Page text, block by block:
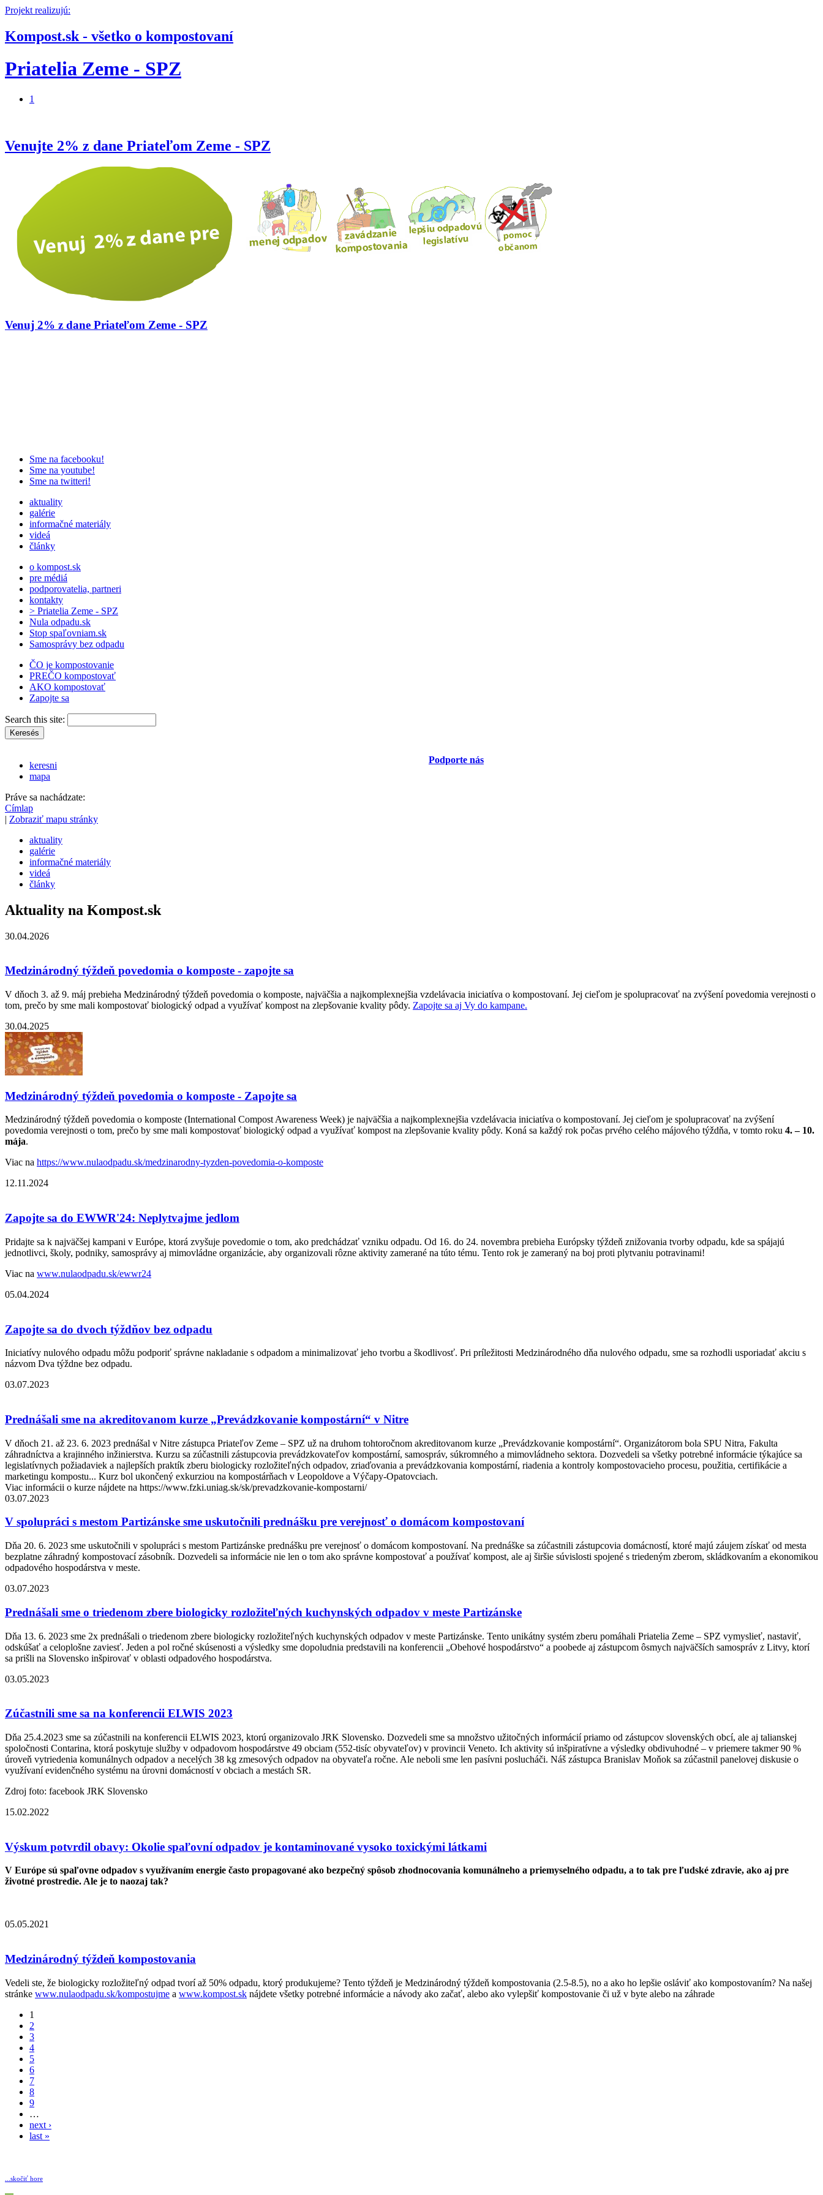
Projekt realizujú:
Kompost.sk - všetko o kompostovaní
Priatelia Zeme - SPZ
1
Venujte 2% z dane Priateľom Zeme - SPZ
Venuj 2% z dane Priateľom Zeme - SPZ
Sme na facebooku!
Sme na youtube!
Sme na twitteri!
aktuality
galérie
informačné materiály
videá
články
o kompost.sk
pre médiá
podporovatelia, partneri
kontakty
> Priatelia Zeme - SPZ
Nula odpadu.sk
Stop spaľovniam.sk
Samosprávy bez odpadu
ČO je kompostovanie
PREČO kompostovať
AKO kompostovať
Zapojte sa
Search this site:
Podporte nás
keresni
mapa
Práve sa nachádzate:
Címlap
| Zobraziť mapu stránky
aktuality
galérie
informačné materiály
videá
články
Aktuality na Kompost.sk
30.04.2026
Medzinárodný týždeň povedomia o komposte - zapojte sa
V dňoch 3. až 9. máj prebieha Medzinárodný týždeň povedomia o komposte, najväčšia a najkomplexnejšia vzdelávacia iniciatíva o kompostovaní. Jej cieľom je spolupracovať na zvýšení povedomia verejnosti o
tom, prečo by sme mali kompostovať biologický odpad a využívať kompost na zlepšovanie kvality pôdy. Zapojte sa aj Vy do kampane.
30.04.2025
Medzinárodný týždeň povedomia o komposte - Zapojte sa
Medzinárodný týždeň povedomia o komposte (International Compost Awareness Week) je najväčšia a najkomplexnejšia vzdelávacia iniciatíva o kompostovaní. Jej cieľom je spolupracovať na zvýšení
povedomia verejnosti o tom, prečo by sme mali kompostovať biologický odpad a využívať kompost na zlepšovanie kvality pôdy. Koná sa každý rok počas prvého celého májového týždňa, v tomto roku 4. – 10.
mája.
Viac na https://www.nulaodpadu.sk/medzinarodny-tyzden-povedomia-o-komposte
12.11.2024
Zapojte sa do EWWR'24: Neplytvajme jedlom
Pridajte sa k najväčšej kampani v Európe, ktorá zvyšuje povedomie o tom, ako predchádzať vzniku odpadu. Od 16. do 24. novembra prebieha Európsky týždeň znižovania tvorby odpadu, kde sa spájajú
jednotlivci, školy, podniky, samosprávy aj mimovládne organizácie, aby organizovali rôzne aktivity zamerané na túto tému. Tento rok je zameraný na boj proti plytvaniu potravinami!
Viac na www.nulaodpadu.sk/ewwr24
05.04.2024
Zapojte sa do dvoch týždňov bez odpadu
Iniciatívy nulového odpadu môžu podporiť správne nakladanie s odpadom a minimalizovať jeho tvorbu a škodlivosť. Pri príležitosti Medzinárodného dňa nulového odpadu, sme sa rozhodli usporiadať akciu s
názvom Dva týždne bez odpadu.
03.07.2023
Prednášali sme na akreditovanom kurze „Prevádzkovanie kompostární“ v Nitre
V dňoch 21. až 23. 6. 2023 prednášal v Nitre zástupca Priateľov Zeme – SPZ už na druhom tohtoročnom akreditovanom kurze „Prevádzkovanie kompostární“. Organizátorom bola SPU Nitra, Fakulta
záhradníctva a krajinného inžinierstva. Kurzu sa zúčastnili zástupcovia prevádzkovateľov kompostární, samospráv, súkromného a mimovládneho sektora. Dozvedeli sa všetky potrebné informácie týkajúce sa
legislatívnych požiadaviek a najlepších praktík zberu biologicky rozložiteľných odpadov, zriaďovania a prevádzkovania kompostární, riadenia a kontroly kompostovacieho procesu, použitia, certifikácie a
marketingu kompostu... Kurz bol ukončený exkurziou na kompostárňach v Leopoldove a Výčapy-Opatovciach.
Viac informácii o kurze nájdete na https://www.fzki.uniag.sk/sk/prevadzkovanie-kompostarni/
03.07.2023
V spolupráci s mestom Partizánske sme uskutočnili prednášku pre verejnosť o domácom kompostovaní
Dňa 20. 6. 2023 sme uskutočnili v spolupráci s mestom Partizánske prednášku pre verejnosť o domácom kompostovaní. Na prednáške sa zúčastnili zástupcovia domácností, ktoré majú záujem získať od mesta
bezplatne záhradný kompostovací zásobník. Dozvedeli sa informácie nie len o tom ako správne kompostovať a používať kompost, ale aj širšie súvislosti spojené s triedeným zberom, skládkovaním a ekonomikou
odpadového hospodárstva v meste.
03.07.2023
Prednášali sme o triedenom zbere biologicky rozložiteľných kuchynských odpadov v meste Partizánske
Dňa 13. 6. 2023 sme 2x prednášali o triedenom zbere biologicky rozložiteľných kuchynských odpadov v meste Partizánske. Tento unikátny systém zberu pomáhali Priatelia Zeme – SPZ vymyslieť, nastaviť,
odskúšať a celoplošne zaviesť. Jeden a pol ročné skúsenosti a výsledky sme dopoludnia predstavili na konferencii „Obehové hospodárstvo“ a poobede aj zástupcom ôsmych najväčších samospráv z Litvy, ktorí
sa prišli na Slovensko inšpirovať v oblasti odpadového hospodárstva.
03.05.2023
Zúčastnili sme sa na konferencii ELWIS 2023
Dňa 25.4.2023 sme sa zúčastnili na konferencii ELWIS 2023, ktorú organizovalo JRK Slovensko. Dozvedeli sme sa množstvo užitočných informácií priamo od zástupcov slovenských obcí, ale aj talianskej
spoločnosti Contarina, ktorá poskytuje služby v odpadovom hospodárstve 49 obciam (552-tisíc obyvateľov) v provincii Veneto. Ich aktivity sú inšpiratívne a výsledky obdivuhodné – v priemere takmer 90 %
úroveň vytriedenia komunálnych odpadov a necelých 38 kg zmesových odpadov na obyvateľa ročne. Ale neboli sme len pasívni poslucháči. Náš zástupca Branislav Moňok sa zúčastnil panelovej diskusie o
využívaní evidenčného systému na úrovni domácností v obciach a mestách SR.
Zdroj foto: facebook JRK Slovensko
15.02.2022
Výskum potvrdil obavy: Okolie spaľovní odpadov je kontaminované vysoko toxickými látkami
V Európe sú spaľovne odpadov s využívaním energie často propagované ako bezpečný spôsob zhodnocovania komunálneho a priemyselného odpadu, a to tak pre ľudské zdravie, ako aj pre
životné prostredie. Ale je to naozaj tak?
05.05.2021
Medzinárodný týždeň kompostovania
Vedeli ste, že biologicky rozložiteľný odpad tvorí až 50% odpadu, ktorý produkujeme? Tento týždeň je Medzinárodný týždeň kompostovania (2.5-8.5), no a ako ho lepšie osláviť ako kompostovaním? Na našej
stránke www.nulaodpadu.sk/kompostujme a www.kompost.sk nájdete všetky potrebné informácie a návody ako začať, alebo ako vylepšiť kompostovanie či už v byte alebo na záhrade
1
2
3
4
5
6
7
8
9
…
next ›
last »
...skočiť hore